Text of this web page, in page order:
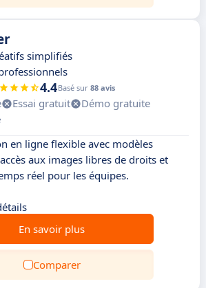
simplifiés
4.4Basé sur 88 avis
Essai gratuit
Démo gratuite
en ligne flexible avec modèles
aux images libres de droits et
réel pour les équipes.
En savoir plus
Comparer